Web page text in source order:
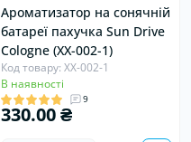
Ароматизатор на сонячній
батареї пахучка Sun Drive
Сologne (XX-002-1)
Код товару: XX-002-1
В наявності
9
330.00 ₴